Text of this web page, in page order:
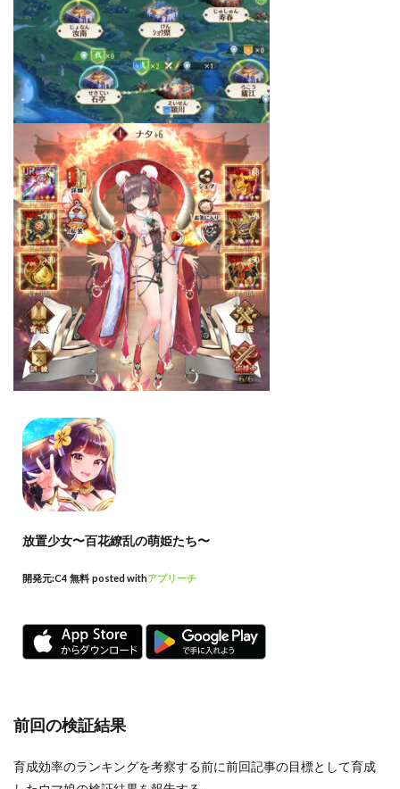
放置少女〜百花繚乱の萌姫たち〜
開発元:C4 無料 posted withアプリーチ
前回の検証結果
育成効率のランキングを考察する前に前回記事の目標として育成